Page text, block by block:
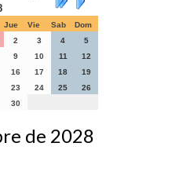
Jue Vie Sab
Dom
2 3 4
5
9 10 11
12
16 17 18
19
23 24 25
26
30
de 2028